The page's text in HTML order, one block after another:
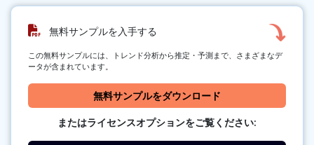
無料サンプルを入手する
この無料サンプルには、トレンド分析から推定・予測まで、さまざまなデ
ータが含まれています。
無料サンプルをダウンロード
またはライセンスオプションをご覧ください: